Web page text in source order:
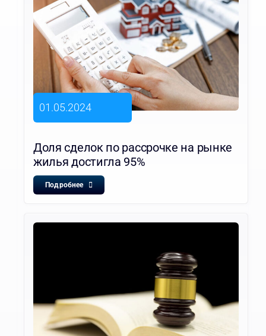
01.05.2024
Доля сделок по рассрочке на рынке
жилья достигла 95%
Подробнее